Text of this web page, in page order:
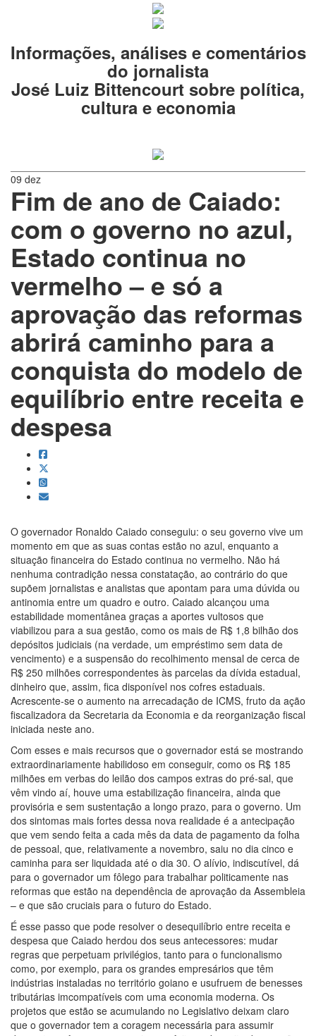
Informações, análises e comentários
do jornalista
José Luiz Bittencourt sobre política,
cultura e economia
09 dez
Fim de ano de Caiado:
com o governo no azul,
Estado continua no
vermelho – e só a
aprovação das reformas
abrirá caminho para a
conquista do modelo de
equilíbrio entre receita e
despesa
O governador Ronaldo Caiado conseguiu: o seu governo vive um
momento em que as suas contas estão no azul, enquanto a
situação financeira do Estado continua no vermelho. Não há
nenhuma contradição nessa constatação, ao contrário do que
supõem jornalistas e analistas que apontam para uma dúvida ou
antinomia entre um quadro e outro. Caiado alcançou uma
estabilidade momentânea graças a aportes vultosos que
viabilizou para a sua gestão, como os mais de R$ 1,8 bilhão dos
depósitos judiciais (na verdade, um empréstimo sem data de
vencimento) e a suspensão do recolhimento mensal de cerca de
R$ 250 milhões correspondentes às parcelas da dívida estadual,
dinheiro que, assim, fica disponível nos cofres estaduais.
Acrescente-se o aumento na arrecadação de ICMS, fruto da ação
fiscalizadora da Secretaria da Economia e da reorganização fiscal
iniciada neste ano.
Com esses e mais recursos que o governador está se mostrando
extraordinariamente habilidoso em conseguir, como os R$ 185
milhões em verbas do leilão dos campos extras do pré-sal, que
vêm vindo aí, houve uma estabilização financeira, ainda que
provisória e sem sustentação a longo prazo, para o governo. Um
dos sintomas mais fortes dessa nova realidade é a antecipação
que vem sendo feita a cada mês da data de pagamento da folha
de pessoal, que, relativamente a novembro, saiu no dia cinco e
caminha para ser liquidada até o dia 30. O alívio, indiscutível, dá
para o governador um fôlego para trabalhar politicamente nas
reformas que estão na dependência de aprovação da Assembleia
– e que são cruciais para o futuro do Estado.
É esse passo que pode resolver o desequilíbrio entre receita e
despesa que Caiado herdou dos seus antecessores: mudar
regras que perpetuam privilégios, tanto para o funcionalismo
como, por exemplo, para os grandes empresários que têm
indústrias instaladas no território goiano e usufruem de benesses
tributárias imcompatíveis com uma economia moderna. Os
projetos que estão se acumulando no Legislativo deixam claro
que o governador tem a coragem necessária para assumir